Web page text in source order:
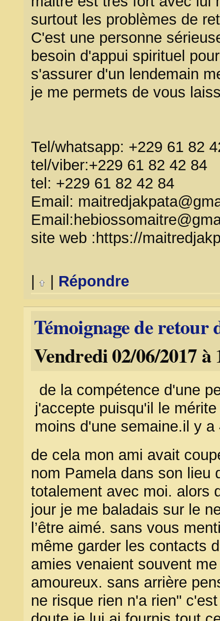
surtout les problèmes de
C'est une personne
besoin d'appui spirituel
s'assurer d'un lendemain
je me permets de vous
Tel/whatsapp: +229 61 82
tel/viber:+229 61 82 42 84
tel: +229 61 82 42 84
Email:
site web :https://
| | Répondre
Témoignage de retour
Vendredi 02/06/2017 à
de la compétence d'une
j'accepte puisqu'il le
moins d'une semaine.il y a
de cela mon ami avait
nom Pamela dans son lieu
totalement avec moi. alors
jour je me baladais sur le
l’être aimé. sans vous
même garder les contacts
amies venaient souvent
amoureux. sans arrière
ne risque rien n'a rien"